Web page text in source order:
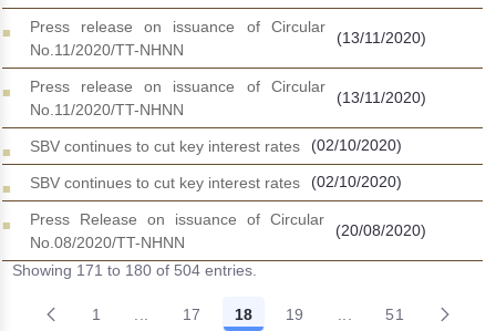
Press release on issuance of Circular
No.11/2020/TT-NHNN
(13/11/2020)
Press release on issuance of Circular
No.11/2020/TT-NHNN
(13/11/2020)
SBV continues to cut key interest rates (02/10/2020)
SBV continues to cut key interest rates (02/10/2020)
Press Release on issuance of Circular
No.08/2020/TT-NHNN
(20/08/2020)
Showing 171 to 180 of 504 entries.
1 Intermediate Pages Use TAB to navigate.
17 18 19 Intermediate Pages
51